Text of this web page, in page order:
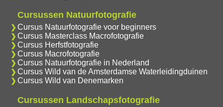
Cursussen Natuurfotografie
Cursus Natuurfotografie voor beginners
Cursus Masterclass Macrofotografie
Cursus Herfstfotografie
Cursus Macrofotografie
Cursus Natuurfotografie in Nederland
Cursus Wild van de Amsterdamse Waterleidingduinen
Cursus Wild van Denemarken
Cursussen Landschapsfotografie